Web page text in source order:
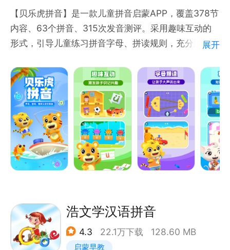
习。拼音发音点读，汉字拼音，以可爱的学习场景和趣
味儿童游戏，让小朋友在轻松的氛围下，练习拼音，学
习的拼音发音与拼读。
【贝乐虎拼音】是一款儿童拼音启蒙APP，覆盖378节
内容、63个拼音、315次发音测评。采用趣味互动的
形式，引导儿童练习拼音字母、拼读规则，充分激发儿
【关于贝乐虎】
贝乐虎是中国儿童内容领域的创新者，凭借多年在儿童
启蒙内容上的深耕，成为国民级品牌。我们的核心理念
是“快乐陪伴、寓教于乐”，致力于为0-8岁的宝宝们打
造互动、多元的高品质儿童内容。贝乐虎是孩子们成长
路上的欢笑伙伴，为激发创造力、启发智慧而不懈努
【内容介绍】
63个拼音全覆盖、126+拼读训练、63对词语卡片、
展开
浩文学汉语拼音
4.3 22.1万下载 128.60 MB
启蒙早教